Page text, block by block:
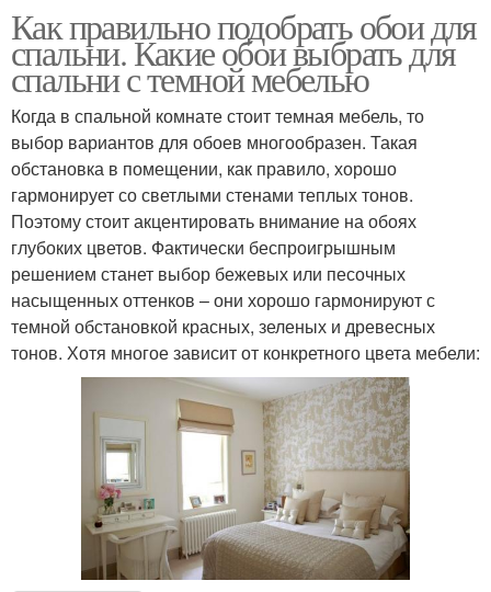
Как правильно подобрать обои для
спальни. Какие обои выбрать для
спальни с темной мебелью
Когда в спальной комнате стоит темная мебель, то
выбор вариантов для обоев многообразен. Такая
обстановка в помещении, как правило, хорошо
гармонирует со светлыми стенами теплых тонов.
Поэтому стоит акцентировать внимание на обоях
глубоких цветов. Фактически беспроигрышным
решением станет выбор бежевых или песочных
насыщенных оттенков – они хорошо гармонируют с
темной обстановкой красных, зеленых и древесных
тонов. Хотя многое зависит от конкретного цвета мебели: